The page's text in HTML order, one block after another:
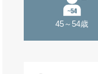
45～54歳